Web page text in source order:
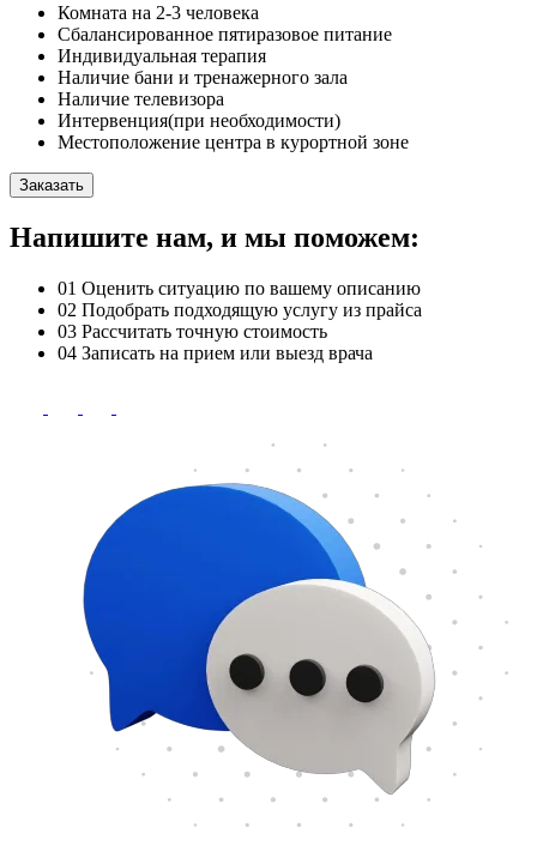
Комната на 2-3 человека
Сбалансированное пятиразовое питание
Индивидуальная терапия
Наличие бани и тренажерного зала
Наличие телевизора
Интервенция(при необходимости)
Местоположение центра в курортной зоне
Заказать
Напишите нам, и мы поможем:
01 Оценить ситуацию по вашему описанию
02 Подобрать подходящую услугу из прайса
03 Рассчитать точную стоимость
04 Записать на прием или выезд врача